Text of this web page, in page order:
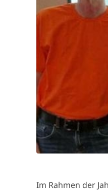
Im Rahmen der